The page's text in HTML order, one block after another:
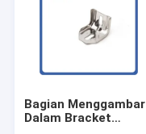
Bagian Menggambar
Dalam Bracket